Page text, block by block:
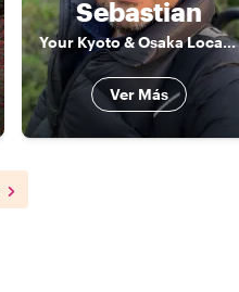
Sebastian
Your Kyoto & Osaka Local Insider
Ver Más